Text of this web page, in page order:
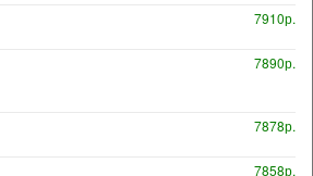
7910р.
7890р.
7878р.
7858р.